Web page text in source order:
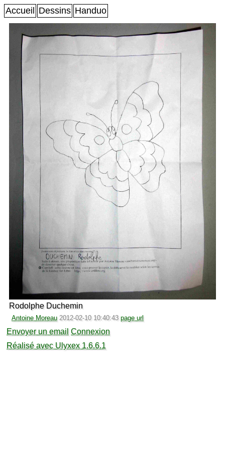
Accueil Dessins Handuo
Rodolphe Duchemin
Antoine Moreau 2012-02-10 10:40:43 page url
Envoyer un email Connexion
Réalisé avec Ulyxex 1.6.6.1